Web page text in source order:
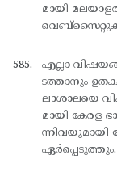
മായി
എല്ലാ
ടത്താനും
ലാശാലയെ
മായി കേരള
ന്നിവയുമായി
ഏര്‍പ്പെടുത്തും.